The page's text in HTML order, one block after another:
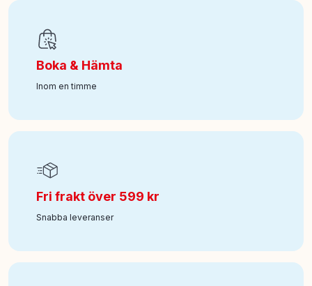
Art nr:118-6061799
Boka & Hämta
Inom en timme
Fri frakt över 599 kr
Snabba leveranser